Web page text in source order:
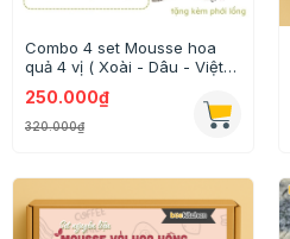
Combo 4 set Mousse hoa
quả 4 vị ( Xoài - Dâu - Việt
lồng
250.000₫
320.000₫